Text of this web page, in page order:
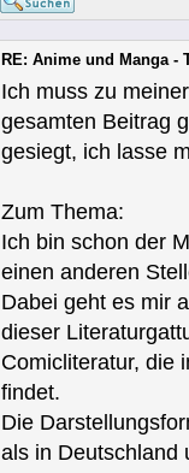
RE: Anime und Manga -
Ich muss zu
gesamten Beitrag
gesiegt, ich lasse
Zum Thema:
Ich bin schon der
einen anderen
Dabei geht es mir
dieser
Comicliteratur, die
findet.
Die
als in Deutschland